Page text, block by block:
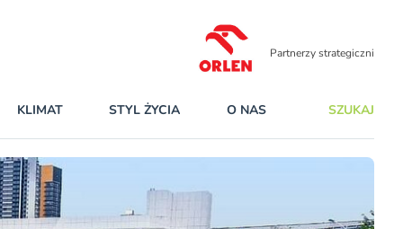
Partnerzy strategiczni
KLIMAT STYL ŻYCIA O NAS SZUKAJ